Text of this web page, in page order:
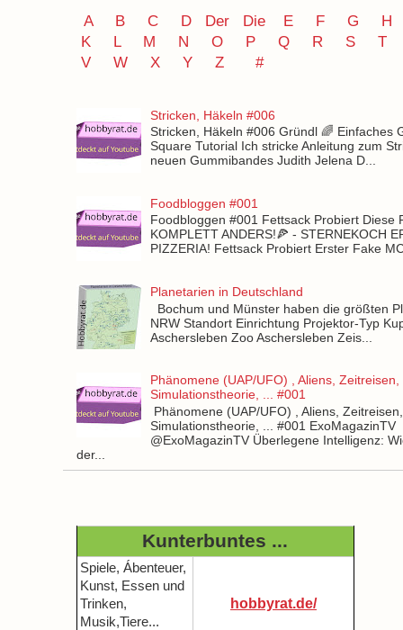
A B C D Der Die E F G
H
K
L M N O P Q R S
T
V
W X Y Z #
Stricken, Häkeln #006
Stricken, Häkeln #006 Gründl 🌈 Einfaches
Square Tutorial Ich stricke Anleitung zum
neuen Gummibandes Judith Jelena D...
Foodbloggen #001
Foodbloggen #001 Fettsack Probiert Diese
KOMPLETT ANDERS!🍕 - STERNEKOCH
PIZZERIA! Fettsack Probiert Erster Fake
Planetarien in Deutschland
Bochum und Münster haben die größten
NRW Standort Einrichtung Projektor-Typ
Aschersleben Zoo Aschersleben Zeis...
Phänomene (UAP/UFO) , Aliens, Zeitreisen,
Simulationstheorie, ... #001
Phänomene (UAP/UFO) , Aliens, Zeitreisen,
Simulationstheorie, ... #001 ExoMagazinTV
@ExoMagazinTV Überlegene Intelligenz:
der...
Kunterbuntes ...
Spiele, Ábenteuer,
Kunst, Essen und
Trinken,
Musik,Tiere...
hobbyrat.de/